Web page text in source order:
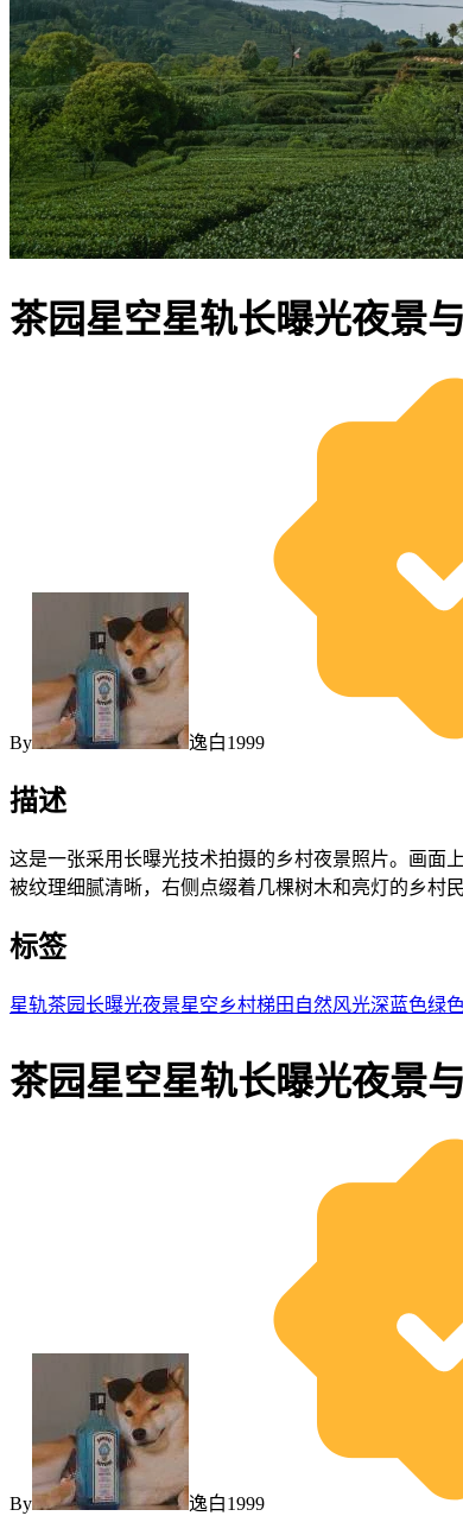
茶园星空星轨长曝光夜景
By 逸白1999
描述
这是一张采用长曝光技术拍摄的乡村夜景照片。画面
被纹理细腻清晰，右侧点缀着几棵树木和亮灯的乡村
标签
星轨茶园长曝光夜景星空乡村梯田 自然风光深蓝色绿
茶园星空星轨长曝光夜景
By 逸白1999